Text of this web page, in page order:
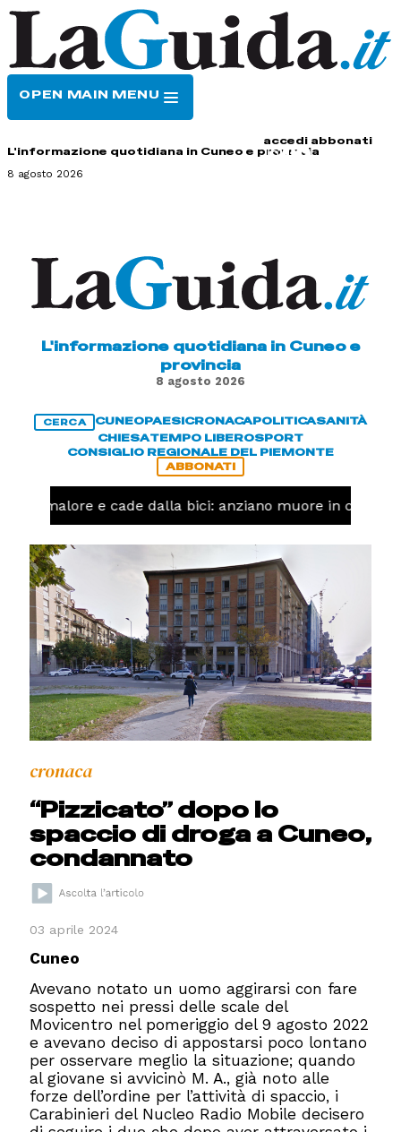
OPEN MAIN MENU
accedi abbonati
L'informazione quotidiana in Cuneo e provincia
8 agosto 2026
L'informazione quotidiana in Cuneo e
provincia
8 agosto 2026
CERCA CUNEOPAESICRONACAPOLITICASANITÀ
CHIESATEMPO LIBEROSPORT
CONSIGLIO REGIONALE DEL PIEMONTE
ABBONATI
un malore e cade dalla bici: anziano muore in corso
cronaca
“Pizzicato” dopo lo
spaccio di droga a Cuneo,
condannato
03 aprile 2024
Cuneo
Avevano notato un uomo aggirarsi con fare
sospetto nei pressi delle scale del
Movicentro nel pomeriggio del 9 agosto 2022
e avevano deciso di appostarsi poco lontano
per osservare meglio la situazione; quando
al giovane si avvicinò M. A., già noto alle
forze dell’ordine per l’attività di spaccio, i
Carabinieri del Nucleo Radio Mobile decisero